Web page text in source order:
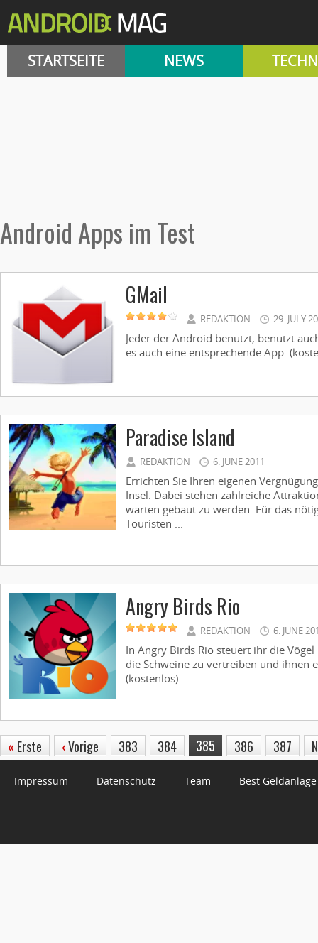
STARTSEITE NEWS
Android Apps im Test
GMail
REDAKTION 29. JULY
Jeder der Android benutzt, benutzt
es auch eine entsprechende App.
Paradise Island
REDAKTION 6. JUNE 2011
Errichten Sie Ihren eigenen
Insel. Dabei stehen zahlreiche
warten gebaut zu werden. Für das
Touristen ...
Angry Birds Rio
REDAKTION 6. JUNE
In Angry Birds Rio steuert ihr die
die Schweine zu vertreiben und ihnen
(kostenlos) ...
« Erste ‹Vorige 383 384 385 386 387
Impressum Datenschutz Team Best Geldanlage